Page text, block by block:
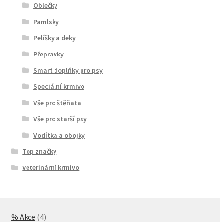
Oblečky
Pamlsky
Pelíšky a deky
Přepravky
Smart doplňky pro psy
Speciální krmivo
Vše pro štěňata
Vše pro starší psy
Vodítka a obojky
Top značky
Veterinární krmivo
% Akce 44